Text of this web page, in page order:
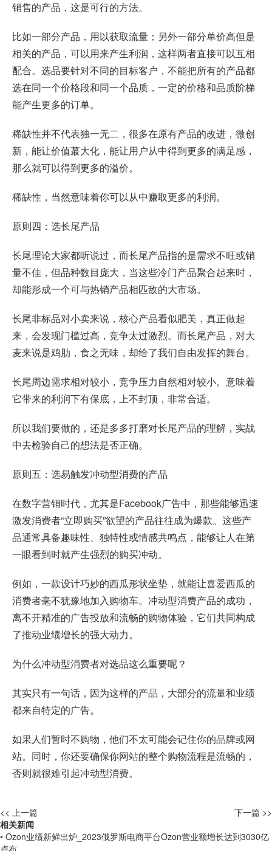
销售的产品，这是可行的方法。
比如一部分产品，用以获取流量；另外一部分单价高但是
相关的产品，可以用来产生利润，这样两者直接可以互相
配合。选品要针对不同的目标客户，不能把所有的产品都
选在同一个价格段和同一个品质，一定的价格和品质阶梯
能产生更多的订单。
稀缺性并不代表独一无二，很多在原有产品的改进，微创
新，能让价值蕞大化，能让用户从中得到更多的满足感，
那么就可以得到更多的溢价。
稀缺性，当然意味着你可以从中赚取更多的利润。
原则四：选长尾产品
长尾理论大家都听说过，而长尾产品指的是需求不旺或销
量不佳，但品种数目庞大，当这些冷门产品聚合起来时，
却能形成一个可与热销产品相匹敌的大市场。
长尾非标品对小卖来说，核心产品看似肥美，真正做起
来，会发现门槛过高，竞争太过激烈。而长尾产品，对大
麦来说是鸡肋，食之无味，却给了我们自由发挥的舞台。
长尾周边需求相对较小，竞争压力自然相对较小。意味着
它带来的利润下有保底，上不封顶，非常合适。
所以我们要做的，还是多多打磨对长尾产品的理解，实战
中去检验自己的想法是否正确。
原则五：选易触发冲动型消费的产品
在数字营销时代，尤其是Facebook广告中，那些能够迅速
激发消费者“立即购买”欲望的产品往往成为爆款。这些产
品通常具备趣味性、独特性或情感共鸣点，能够让人在第
一眼看到时就产生强烈的购买冲动。
例如，一款设计巧妙的西瓜形状坐垫，就能让喜爱西瓜的
消费者毫不犹豫地加入购物车。冲动型消费产品的成功，
离不开精准的广告投放和流畅的购物体验，它们共同构成
了推动业绩增长的强大动力。
为什么冲动型消费者对选品这么重要呢？
其实只有一句话，因为这样的产品，大部分的流量和业绩
都来自特定的广告。
如果人们暂时不购物，他们不太可能会记住你的品牌或网
站。同时，你还要确保你网站的整个购物流程是流畅的，
否则就很难引起冲动型消费。
<< 上一篇
下一篇 >>
相关新闻
• Ozon业绩新鲜出炉_2023俄罗斯电商平台Ozon营业额增长达到3030亿